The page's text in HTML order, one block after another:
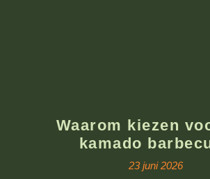
Waarom kiezen
kamado
23 juni 2026